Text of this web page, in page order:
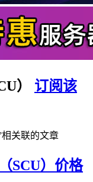
） 订阅该
关联的文章
SCU）价格